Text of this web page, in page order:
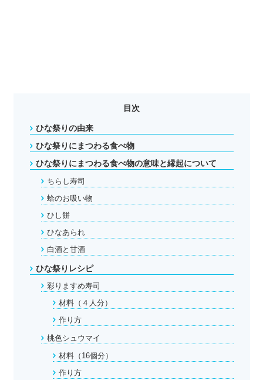
目次
ひな祭りの由来
ひな祭りにまつわる食べ物
ひな祭りにまつわる食べ物の意味と縁起について
ちらし寿司
蛤のお吸い物
ひし餅
ひなあられ
白酒と甘酒
ひな祭りレシピ
彩りますめ寿司
材料（４人分）
作り方
桃色シュウマイ
材料（16個分）
作り方